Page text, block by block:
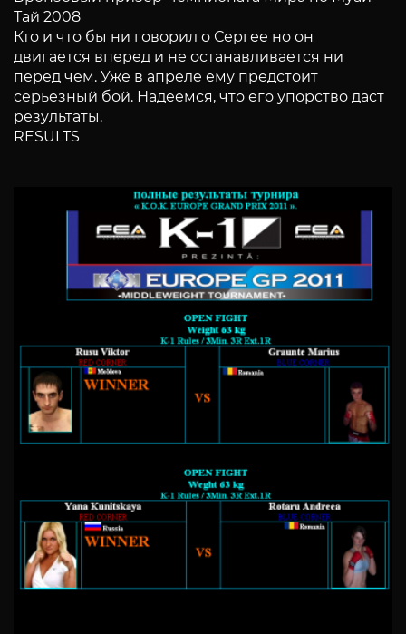
Тай 2008
Кто и что бы ни говорил о Сергее но он
двигается вперед и не останавливается ни
перед чем. Уже в апреле ему предстоит
серьезный бой. Надеемся, что его упорство даст
результаты.
RESULTS